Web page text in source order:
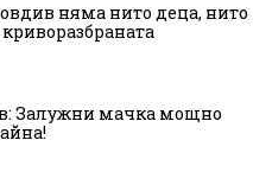
няма нито деца, нито
Залужни мачка мощно